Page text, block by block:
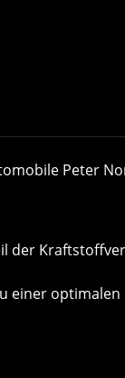
Peter
der